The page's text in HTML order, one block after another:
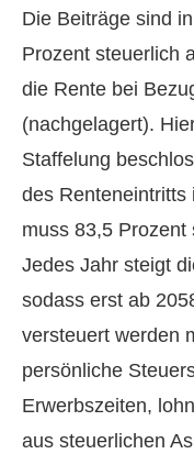
Die Beiträge sind
Prozent steuerlich
die Rente bei
(nachgelagert).
Staffelung
des Renteneintritts
muss 83,5 Prozent
Jedes Jahr steigt
sodass erst ab
versteuert werden
persönliche
Erwerbszeiten,
aus steuerlichen